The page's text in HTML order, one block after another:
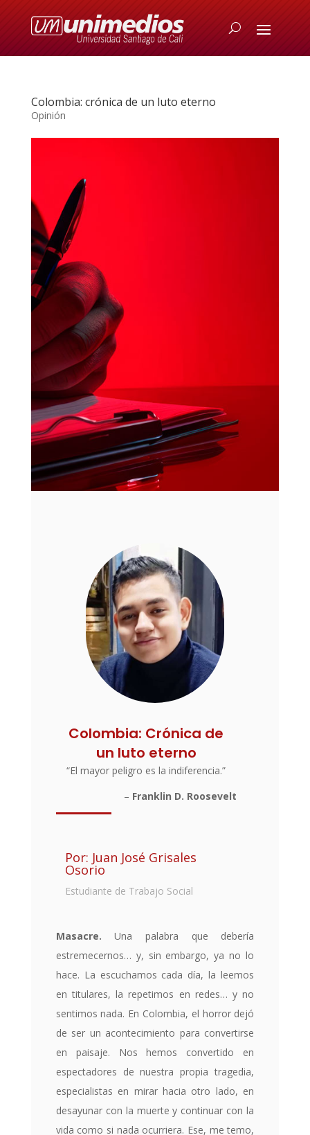
Colombia: crónica de un luto eterno
Opinión
Colombia: Crónica de
un luto eterno
“El mayor peligro es la indiferencia.”
– Franklin D. Roosevelt
Por: Juan José Grisales
Osorio
Estudiante de Trabajo Social
Masacre. ​Una palabra que debería
estremecernos… y, sin embargo, ya no lo
hace. La escuchamos cada día, la leemos
en titulares, la repetimos en redes… y no
sentimos nada. En Colombia, el horror dejó
de ser un acontecimiento para convertirse
en paisaje. Nos hemos convertido en
espectadores de nuestra propia tragedia,
especialistas en mirar hacia otro lado, en
desayunar con la muerte y continuar con la
vida como si nada ocurriera. Ese, me temo,